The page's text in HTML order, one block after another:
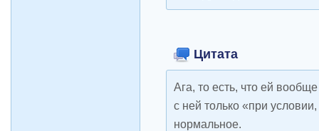
Цитата
Ага, то есть, что ей
с ней только «при
нормальное.